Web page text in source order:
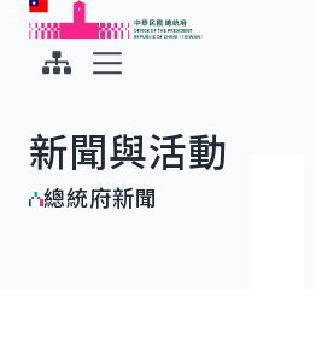
跳到主要內容
中華民國總統府
新聞與活動
總統府新聞